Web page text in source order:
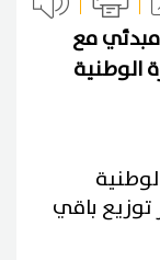
مبدئي مع
الوطنية
توزيع باقي